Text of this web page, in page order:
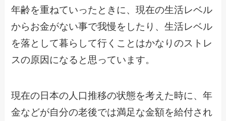
年齢を重ねていったときに、現在の生活レベル
からお金がない事で我慢をしたり、生活レベル
を落として暮らして行くことはかなりのストレ
スの原因になると思っています。
現在の日本の人口推移の状態を考えた時に、年
金などが自分の老後では満足な金額を給付され